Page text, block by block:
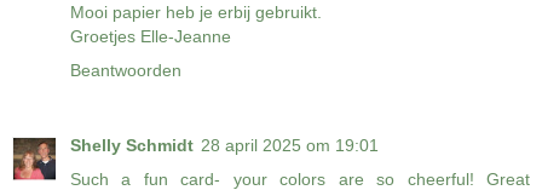
Mooi papier heb je erbij gebruikt.
Groetjes Elle-Jeanne
Beantwoorden
Shelly Schmidt 28 april 2025 om 19:01
Such a fun card- your colors are so cheerful! Great